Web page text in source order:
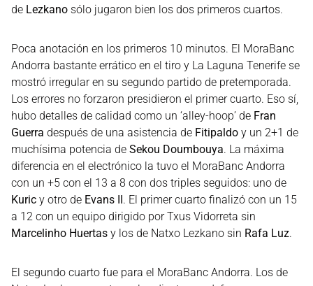
de Lezkano sólo jugaron bien los dos primeros cuartos.
Poca anotación en los primeros 10 minutos. El MoraBanc
Andorra bastante errático en el tiro y La Laguna Tenerife se
mostró irregular en su segundo partido de pretemporada.
Los errores no forzaron presidieron el primer cuarto. Eso sí,
hubo detalles de calidad como un ‘alley-hoop’ de Fran
Guerra después de una asistencia de Fitipaldo y un 2+1 de
muchísima potencia de Sekou Doumbouya. La máxima
diferencia en el electrónico la tuvo el MoraBanc Andorra
con un +5 con el 13 a 8 con dos triples seguidos: uno de
Kuric y otro de Evans II. El primer cuarto finalizó con un 15
a 12 con un equipo dirigido por Txus Vidorreta sin
Marcelinho Huertas y los de Natxo Lezkano sin Rafa Luz.
El segundo cuarto fue para el MoraBanc Andorra. Los de